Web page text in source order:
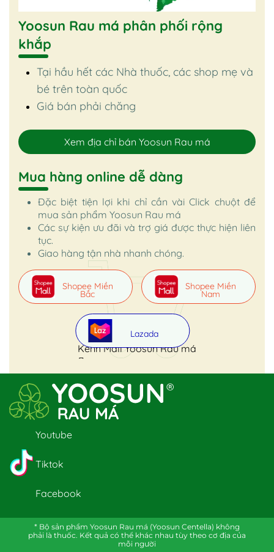
Yoosun Rau má phân phối rộng
khắp
Tại hầu hết các Nhà thuốc, các shop mẹ và
bé trên toàn quốc
Giá bán phải chăng
Xem địa chỉ bán Yoosun Rau má
Mua hàng online dễ dàng
Đặc biệt tiện lợi khi chỉ cần vài Click chuột để
mua sản phẩm Yoosun Rau má
Các sự kiện ưu đãi và trợ giá được thực hiện liên
tục.
Giao hàng tận nhà nhanh chóng.
Kênh Mall Yoosun Rau má
Shopee Miền
Bắc
Shopee Miền
Nam
Lazada
Youtube
Tiktok
Facebook
* Bộ sản phẩm Yoosun Rau má (Yoosun Centella) không
phải là thuốc. Kết quả có thể khác nhau tùy theo cơ địa của
mỗi người